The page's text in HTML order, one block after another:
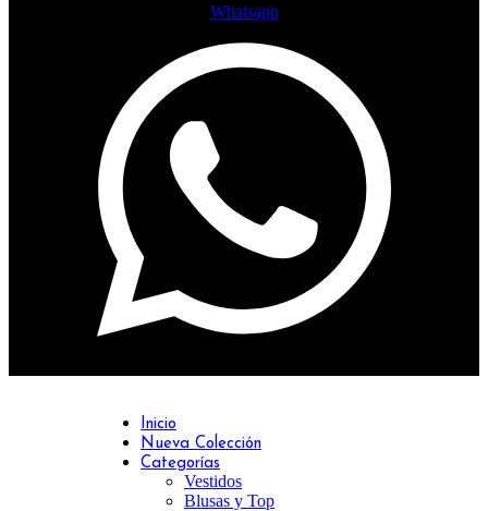
Whatsapp
Inicio
Nueva Colección
Categorías
Vestidos
Blusas y Top